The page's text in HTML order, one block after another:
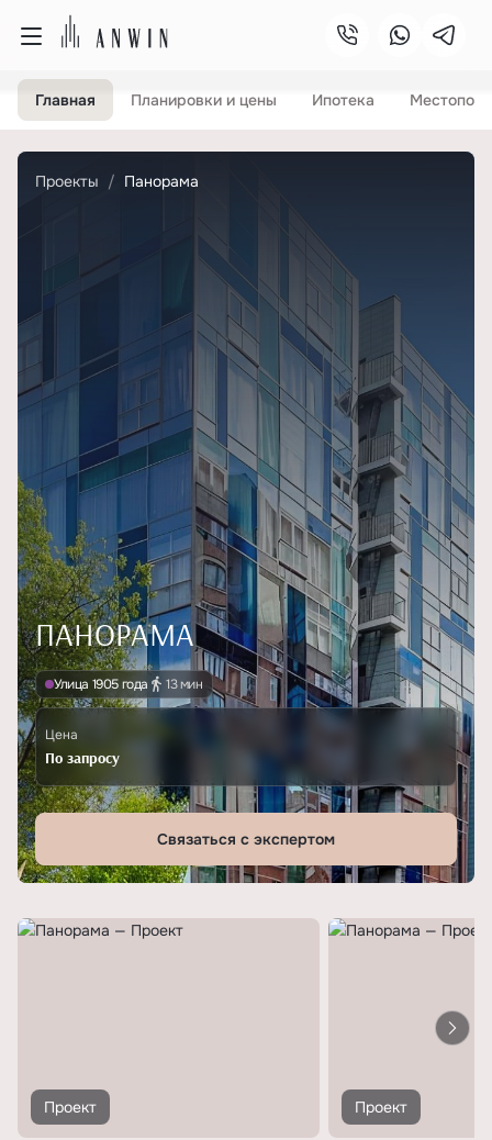
Главная Планировки и цены Ипотека
Проекты Панорама
ПАНОРАМА
Улица 1905 года 13 мин
Цена
По запросу
Связаться с экспертом
Проект Проект